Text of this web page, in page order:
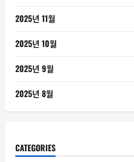
2025년 11월
2025년 10월
2025년 9월
2025년 8월
CATEGORIES